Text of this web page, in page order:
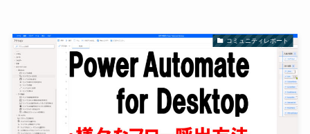
コミュニティレポート